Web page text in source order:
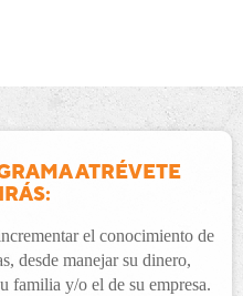
ATRÉVETE
el conocimiento de
desde manejar su dinero,
familia y/o el de su empresa.